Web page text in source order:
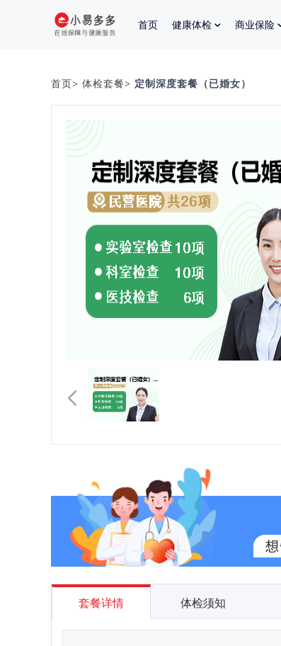
首页 健康体检 商业保险
首页> 体检套餐> 定制深度套餐（已婚女）
套餐详情 体检须知